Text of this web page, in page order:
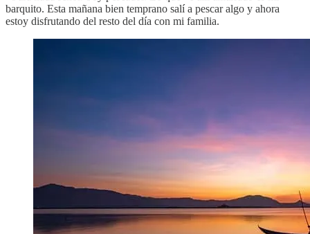
barquito. Esta mañana bien temprano salí a pescar algo y ahora
estoy disfrutando del resto del día con mi familia.